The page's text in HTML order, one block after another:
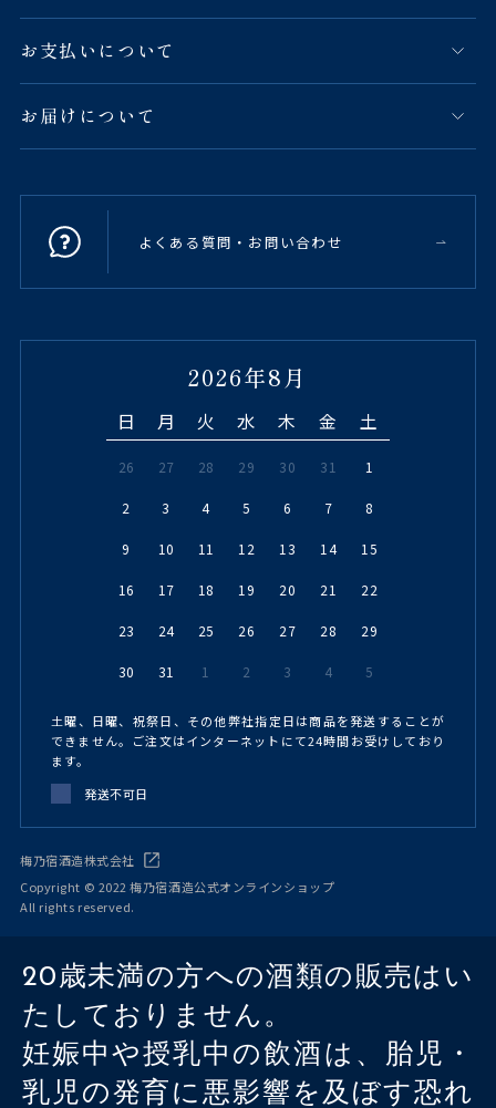
お支払いについて
お届けについて
よくある質問・お問い合わせ
2026年8月
日 月 火 水 木 金 土
26 27 28 29 30 31 1
2 3 4 5 6 7 8
9 10 11 12 13 14 15
16 17 18 19 20 21 22
23 24 25 26 27 28 29
30 31 1 2 3 4 5
土曜、日曜、祝祭日、その他弊社指定日は商品を発送することが
できません。ご注文はインターネットにて24時間お受けしており
ます。
発送不可日
梅乃宿酒造株式会社
Copyright © 2022 梅乃宿酒造公式オンラインショップ
All rights reserved.
20歳未満の方への酒類の販売はい
たしておりません。
妊娠中や授乳中の飲酒は、胎児・
乳児の発育に悪影響を及ぼす恐れ